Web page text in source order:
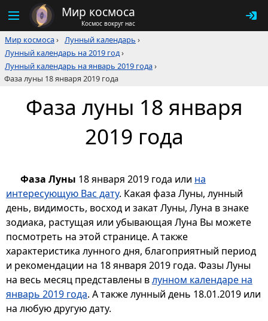
Мир космоса
Космос вокруг нас
Мир космоса› Лунный календарь ›
Лунный календарь на 2019 год›
Лунный календарь на январь 2019 года›
Фаза луны 18 января 2019 года
Фаза луны 18 января
2019 года
Фаза Луны 18 января 2019 года или на
интересующую Вас дату. Какая фаза Луны, лунный
день, видимость, восход и закат Луны, Луна в знаке
зодиака, растущая или убывающая Луна Вы можете
посмотреть на этой странице. А также
характеристика лунного дня, благоприятный период
и рекомендации на 18 января 2019 года. Фазы Луны
на весь месяц представлены влунном календаре на
январь 2019 года. А также лунный день 18.01.2019 или
на любую другую дату.